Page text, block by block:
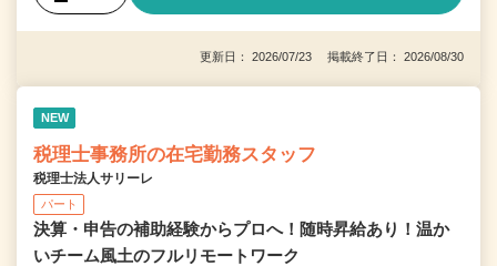
更新日： 2026/07/23 掲載終了日： 2026/08/30
NEW
税理士事務所の在宅勤務スタッフ
税理士法人サリーレ
パート
決算・申告の補助経験からプロへ！随時昇給あり！温か
いチーム⾵⼟のフルリモートワーク